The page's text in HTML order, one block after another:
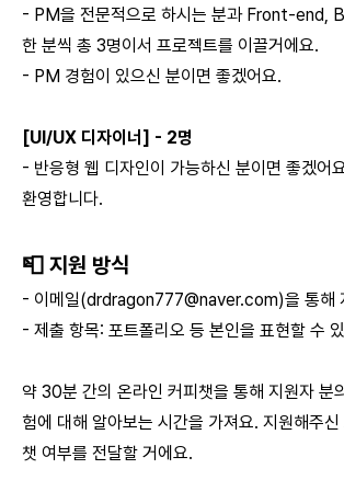
- PM을 전문적으로 하시는 분과 Front-end,
한 분씩 총 3명이서 프로젝트를 이끌거에요.
- PM 경험이 있으신 분이면 좋겠어요.
[UI/UX 디자이너] - 2명
- 반응형 웹 디자인이 가능하신 분이면 좋겠어
환영합니다.
📮 지원 방식
- 이메일(drdragon777@naver.com)을 통해
- 제출 항목: 포트폴리오 등 본인을 표현할 수
약 30분 간의 온라인 커피챗을 통해 지원자 분
험에 대해 알아보는 시간을 가져요. 지원해주신
챗 여부를 전달할 거에요.